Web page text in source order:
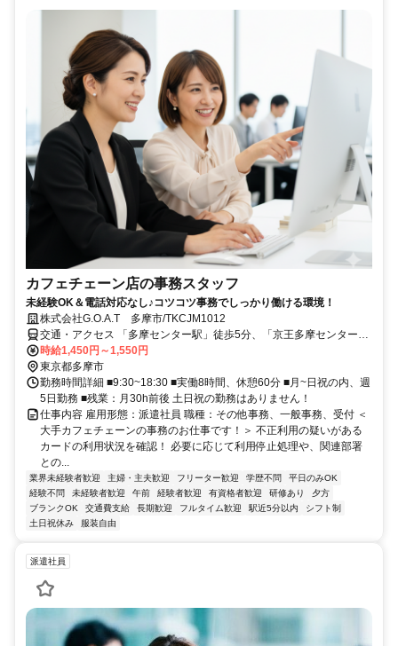
カフェチェーン店の事務スタッフ
未経験OK＆電話対応なし♪コツコツ事務でしっかり働ける環境！
株式会社G.O.A.T 多摩市/TKCJM1012
交通・アクセス 「多摩センター駅」徒歩5分、「京王多摩センター
駅」徒歩7分、「小田急多摩センター駅」徒歩7分
時給1,450円～1,550円
東京都多摩市
勤務時間詳細 ■9:30~18:30 ■実働8時間、休憩60分 ■月~日祝の内、週
5日勤務 ■残業：月30h前後 土日祝の勤務はありません！
仕事内容 雇用形態：派遣社員 職種：その他事務、一般事務、受付 ＜
大手カフェチェーンの事務のお仕事です！＞ 不正利用の疑いがある
カードの利用状況を確認！ 必要に応じて利用停止処理や、関連部署
との...
業界未経験者歓迎 主婦・主夫歓迎 フリーター歓迎 学歴不問
平日のみOK
経験不問
未経験者歓迎 午前 経験者歓迎 有資格者歓迎 研修あり
夕方
ブランクOK
交通費支給 長期歓迎 フルタイム歓迎 駅近5分以内
シフト制
土日祝休み
服装自由
派遣社員